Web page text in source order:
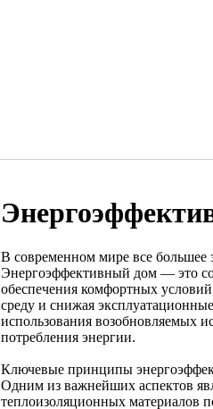
В современном мире все большее
Энергоэффективный дом — это
обеспечения комфортных
среду и снижая
использования возобновляемых
потребления энергии.
Ключевые принципы
Одним из важнейших аспектов
теплоизоляционных материалов